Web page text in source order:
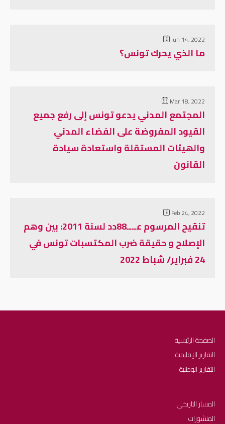
Jun 14, 2022
ما الذي يحرك تونس؟
Mar 18, 2022
المجتمع المدني یدعو تونس إلى رفع جمیع
القیود المفروضة على الفضاء المدني
والھیئات المستقلة واستعادة سیادة
القانون
Feb 24, 2022
تنقيح المرسوم عــــ88دد لسنة 2011: بين وهم
الإصلاح و حقيقة ضرب المكتسبات تونس في
24 فبراير/ شباط 2022
الصفحة الرئيسية
التقارير الإقليمية
التقارير الوطنية
المسار التاريخي
المنشورات